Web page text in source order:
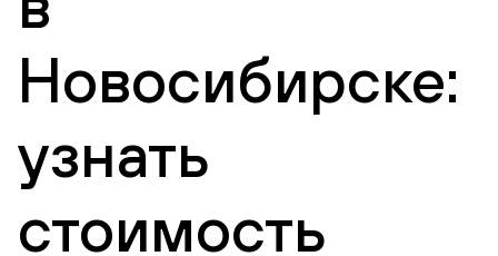
Новосибирске:
узнать
стоимость